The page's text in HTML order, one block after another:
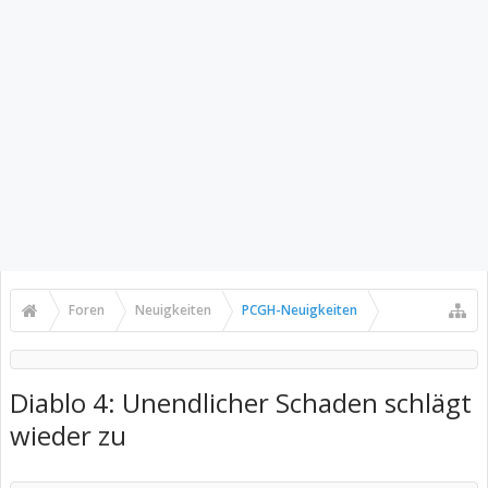
Foren Neuigkeiten PCGH-Neuigkeiten
Diablo 4: Unendlicher Schaden schlägt
wieder zu